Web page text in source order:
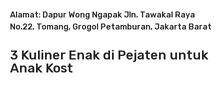
Alamat: Dapur Wong Ngapak Jln. Tawakal Raya
No.22, Tomang, Grogol Petamburan, Jakarta Barat
3 Kuliner Enak di Pejaten untuk
Anak Kost